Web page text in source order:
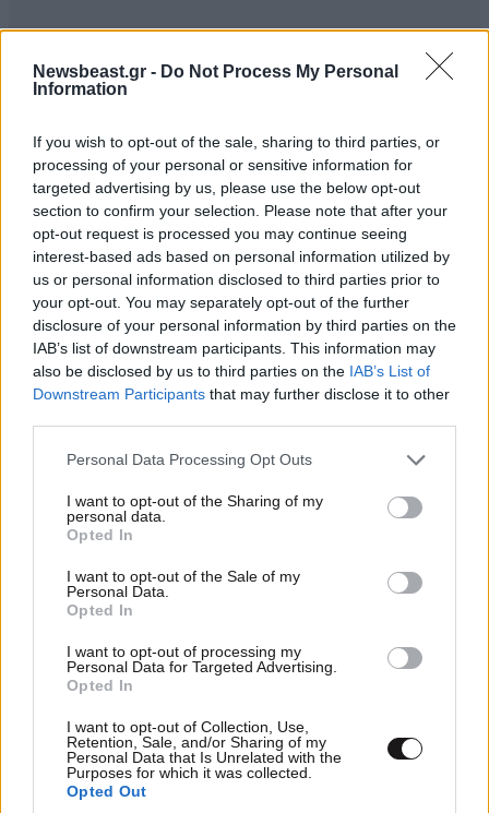
Newsbeast.gr - Do Not Process My Personal
Information
If you wish to opt-out of the sale, sharing to third parties, or
processing of your personal or sensitive information for
targeted advertising by us, please use the below opt-out
section to confirm your selection. Please note that after your
opt-out request is processed you may continue seeing
interest-based ads based on personal information utilized by
us or personal information disclosed to third parties prior to
your opt-out. You may separately opt-out of the further
disclosure of your personal information by third parties on the
IAB’s list of downstream participants. This information may
also be disclosed by us to third parties on the IAB’s List of
Downstream Participants that may further disclose it to other
Please note that this website/app uses one or more Google
not limited to your visit or usage behaviour. You may click to
grant or deny consent to Google and its third-party tags to
use your data for below specified purposes in below Google
consent section.
Personal Data Processing Opt Outs
I want to opt-out of the Sharing of my
personal data.
Opted In
I want to opt-out of the Sale of my
Personal Data.
Opted In
I want to opt-out of processing my
Personal Data for Targeted Advertising.
Opted In
I want to opt-out of Collection, Use,
Retention, Sale, and/or Sharing of my
Personal Data that Is Unrelated with the
Purposes for which it was collected.
Opted Out